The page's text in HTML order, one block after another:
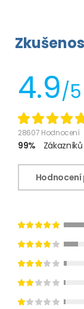
4.9/5
28607 Hodnocení
99%